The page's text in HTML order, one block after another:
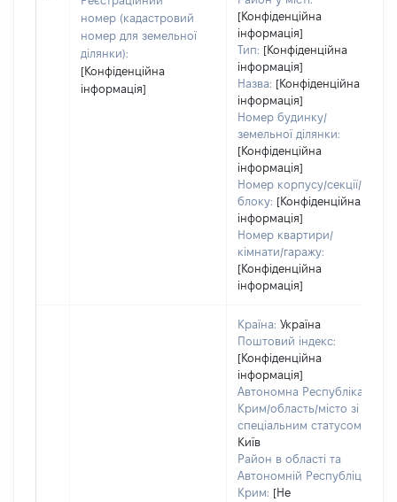
номер (кадастровий
номер для земельної
ділянки):
[Конфіденційна
інформація]
[Конфіденційна
інформація]
Тип: [Конфіденційна
інформація]
Назва: [Конфіденційна
інформація]
Номер будинку/
земельної ділянки:
[Конфіденційна
інформація]
Номер корпусу/секції/
блоку: [Конфіденційна
інформація]
Номер квартири/
кімнати/гаражу:
[Конфіденційна
інформація]
Країна: Україна
Поштовий індекс:
[Конфіденційна
інформація]
Автономна Республіка
Крим/область/місто зі
спеціальним статусом:
Київ
Район в області та
Автономній Республіці
Крим: [Не